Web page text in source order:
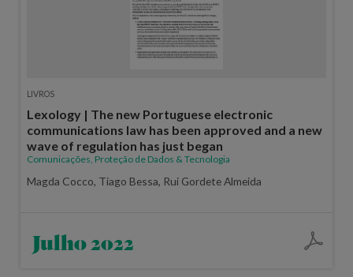
LIVROS
Lexology | The new Portuguese electronic
communications law has been approved and a new
wave of regulation has just began
Comunicações, Proteção de Dados & Tecnologia
Magda Cocco, Tiago Bessa, Rui Gordete Almeida
Julho 2022